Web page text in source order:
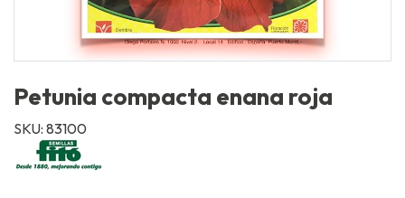
Petunia compacta enana roja
SKU: 83100